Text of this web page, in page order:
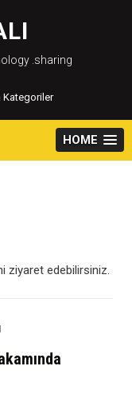
.sharing
Kategoriler
HOME
ziyaret edebilirsiniz.